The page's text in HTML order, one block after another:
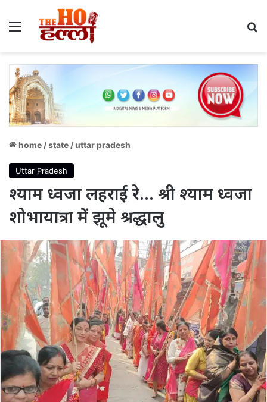
Menu
home /state /uttar pradesh
Uttar Pradesh
श्याम ध्वजा लहराई रे… श्री श्याम ध्वजा
शोभायात्रा में झूमे श्रद्धालु